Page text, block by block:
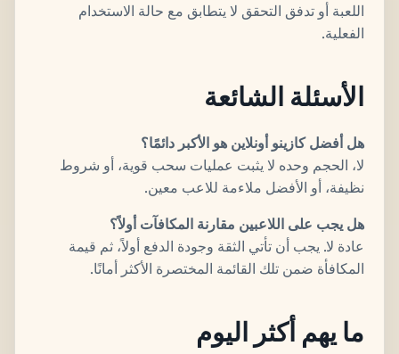
اللعبة أو تدفق التحقق لا يتطابق مع حالة الاستخدام
الفعلية.
الأسئلة الشائعة
هل أفضل كازينو أونلاين هو الأكبر دائمًا؟
لا، الحجم وحده لا يثبت عمليات سحب قوية، أو شروط
نظيفة، أو الأفضل ملاءمة للاعب معين.
هل يجب على اللاعبين مقارنة المكافآت أولاً؟
عادة لا. يجب أن تأتي الثقة وجودة الدفع أولاً، ثم قيمة
المكافأة ضمن تلك القائمة المختصرة الأكثر أمانًا.
ما يهم أكثر اليوم